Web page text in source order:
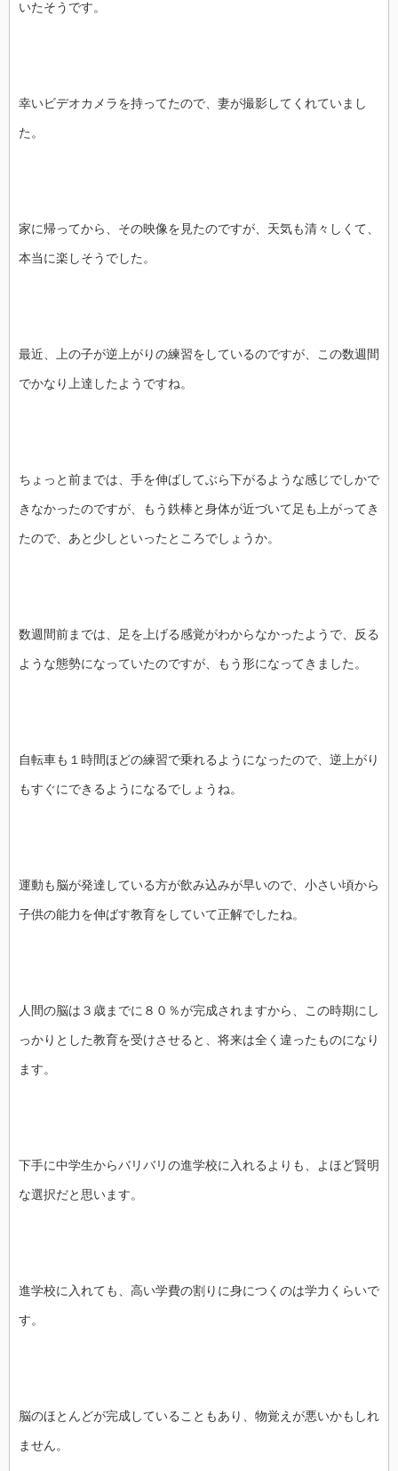
いたそうです。
幸いビデオカメラを持ってたので、妻が撮影してくれていまし
た。
家に帰ってから、その映像を見たのですが、天気も清々しくて、
本当に楽しそうでした。
最近、上の子が逆上がりの練習をしているのですが、この数週間
でかなり上達したようですね。
ちょっと前までは、手を伸ばしてぶら下がるような感じでしかで
きなかったのですが、もう鉄棒と身体が近づいて足も上がってき
たので、あと少しといったところでしょうか。
数週間前までは、足を上げる感覚がわからなかったようで、反る
ような態勢になっていたのですが、もう形になってきました。
自転車も１時間ほどの練習で乗れるようになったので、逆上がり
もすぐにできるようになるでしょうね。
運動も脳が発達している方が飲み込みが早いので、小さい頃から
子供の能力を伸ばす教育をしていて正解でしたね。
人間の脳は３歳までに８０％が完成されますから、この時期にし
っかりとした教育を受けさせると、将来は全く違ったものになり
ます。
下手に中学生からバリバリの進学校に入れるよりも、よほど賢明
な選択だと思います。
進学校に入れても、高い学費の割りに身につくのは学力くらいで
す。
脳のほとんどが完成していることもあり、物覚えが悪いかもしれ
ません。